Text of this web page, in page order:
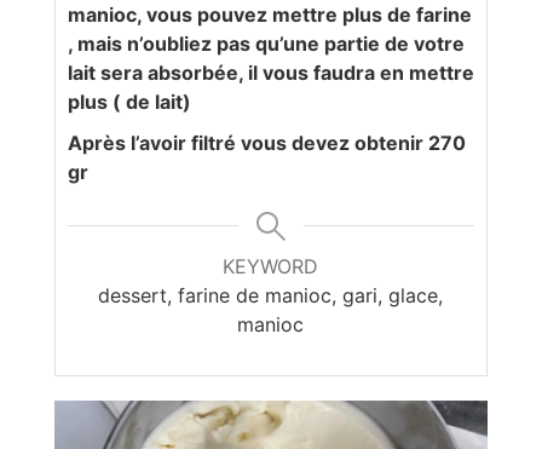
manioc, vous pouvez mettre plus de farine
, mais n’oubliez pas qu’une partie de votre
lait sera absorbée, il vous faudra en mettre
plus ( de lait)
Après l’avoir filtré vous devez obtenir 270
gr
KEYWORD
dessert, farine de manioc, gari, glace,
manioc